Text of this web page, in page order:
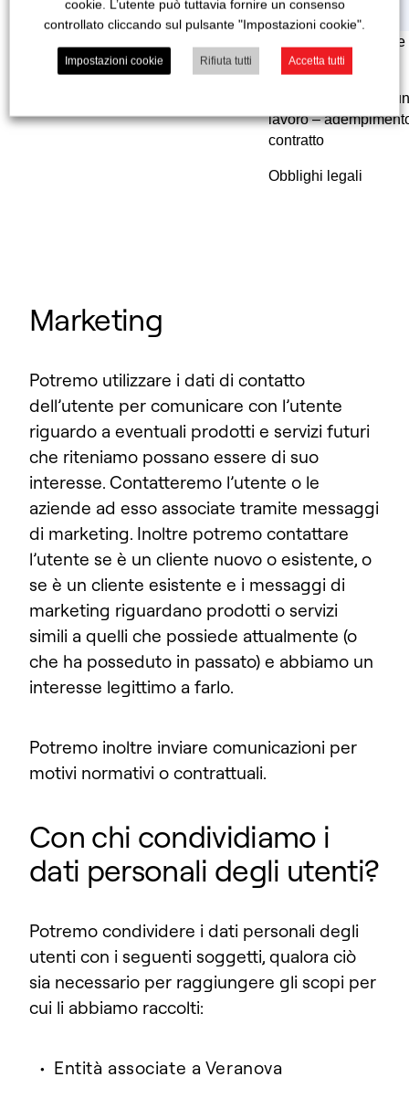
lavorativi dell’utente per considerare
n caso di
interesse legittimo
In caso di offerta di
lavoro –
contratto
Obblighi legali
Marketing
Potremo utilizzare i dati di contatto
dell’utente per comunicare con l’utente
riguardo a eventuali prodotti e servizi futuri
che riteniamo possano essere di suo
interesse. Contatteremo l’utente o le
aziende ad esso associate tramite messaggi
di marketing. Inoltre potremo contattare
l’utente se è un cliente nuovo o esistente, o
se è un cliente esistente e i messaggi di
marketing riguardano prodotti o servizi
simili a quelli che possiede attualmente (o
che ha posseduto in passato) e abbiamo un
interesse legittimo a farlo.
Potremo inoltre inviare comunicazioni per
motivi normativi o contrattuali.
Con chi condividiamo i
dati personali degli utenti?
Potremo condividere i dati personali degli
utenti con i seguenti soggetti, qualora ciò
sia necessario per raggiungere gli scopi per
cui li abbiamo raccolti:
Entità associate a Veranova
cookie. L’utente può tuttavia fornire un consenso
controllato cliccando sul pulsante "Impostazioni cookie".
Impostazioni cookie Rifiuta tutti Accetta tutti